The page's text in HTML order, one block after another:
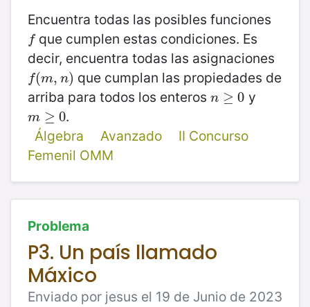
Encuentra todas las posibles funciones
f
fque cumplen estas condiciones. Es
decir, encuentra todas las asignaciones
f(m, n)
f(m,n )
que cumplan las propiedades de
arriba para todos los enteros n ≥ 0
n≥0 y
m ≥ 0
m≥0
.
Álgebra
Avanzado
II Concurso
Femenil OMM
Problema
P3. Un país llamado
Máxico
Enviado por jesus el 19 de Junio de 2023